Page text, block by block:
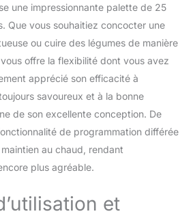
cuisson jusqu'à
12heures RÉPARABILITÉ
15ANS AU JUSTE PRIX:
engagement de
juste prix grâce à notre
réseau de
6200réparateurs dans le
monde, pour contribuer
l’environnement et à la
réduction des déchets
une impressionnante palette de 25
Que vous souhaitiez concocter une
ou cuire des légumes de manière
offre la flexibilité dont vous avez
apprécié son efficacité à
savoureux et à la bonne
de son excellente conception. De
de programmation différée
au chaud, rendant
plus agréable.
et